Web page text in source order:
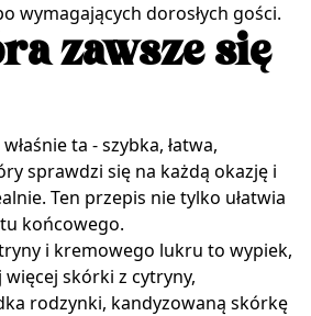
wymagających dorosłych gości.
zawsze się
ta - szybka, łatwa,
sprawdzi się na każdą okazję i
Ten przepis nie tylko ułatwia
końcowego.
i kremowego lukru to wypiek,
skórki z cytryny,
rodzynki, kandyzowaną skórkę